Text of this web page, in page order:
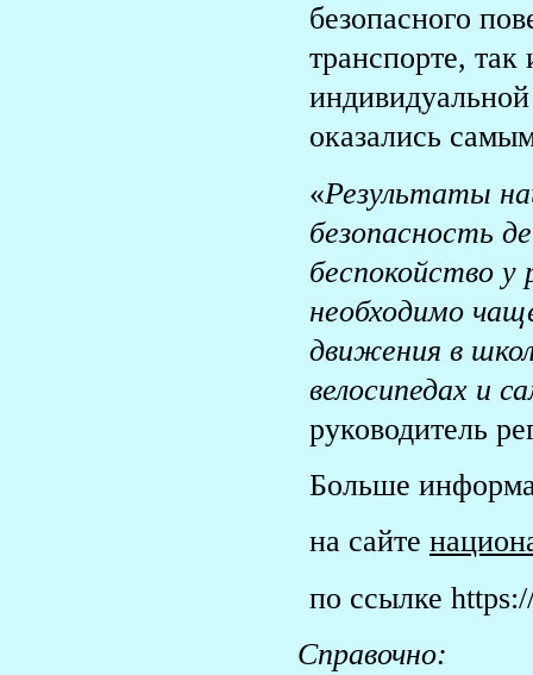
безопасного
транспорте, так
оказались
«Результаты
безопасность
беспокойство
необходимо
движения в
велосипедах и
руководитель
Больше
на сайте
по ссылке
Справочно: